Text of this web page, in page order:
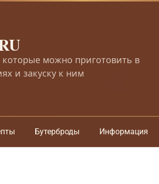
можно приготовить в
и закуску к ним
Бутерброды Информация